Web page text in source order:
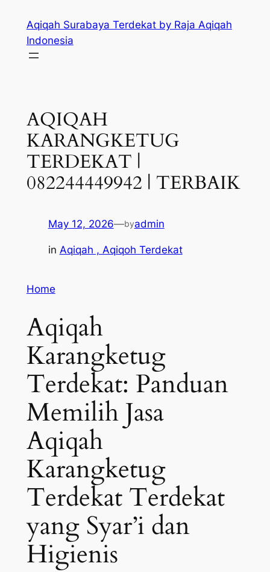
content
Aqiqah Surabaya Terdekat by Raja Aqiqah
Indonesia
AQIQAH
KARANGKETUG
TERDEKAT |
082244449942 | TERBAIK
May 12, 2026—byadmin
in Aqiqah , Aqiqoh Terdekat
Home
Aqiqah
Karangketug
Terdekat: Panduan
Memilih Jasa
Aqiqah
Karangketug
Terdekat Terdekat
yang Syar’i dan
Higienis